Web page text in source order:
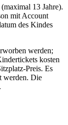
13 Jahre).
mit Account
des Kindes
werden;
kosten
Es
werden. Die